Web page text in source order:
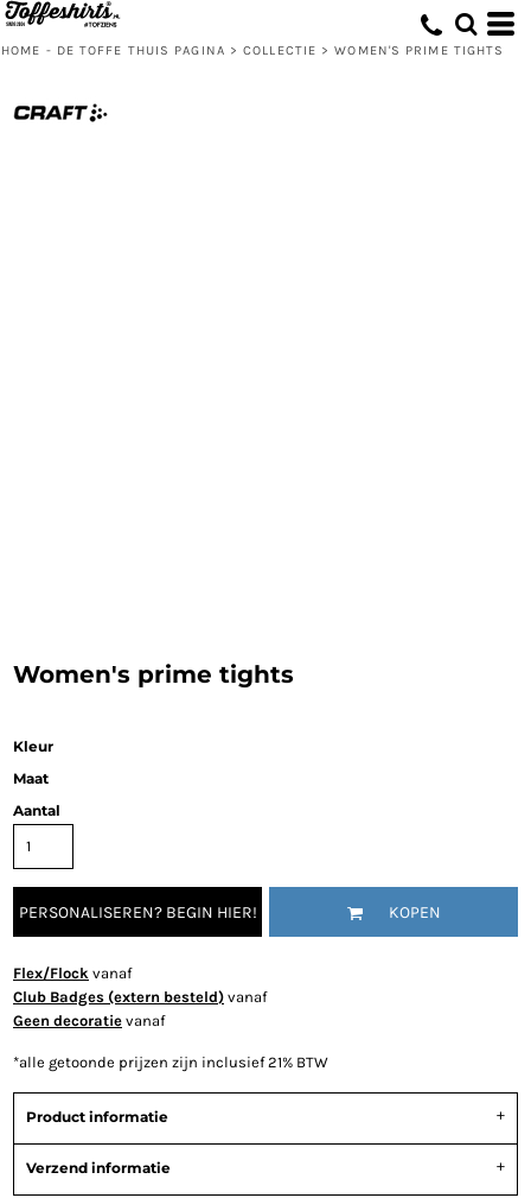
HOME - DE TOFFE THUIS PAGINA > COLLECTIE > WOMEN'S PRIME TIGHTS
Women's prime tights
Kleur
Maat
Aantal
PERSONALISEREN? BEGIN HIER! KOPEN
Flex/Flock vanaf
Club Badges (extern besteld) vanaf
Geen decoratie vanaf
*alle getoonde prijzen zijn inclusief 21% BTW
Product informatie
Verzend informatie